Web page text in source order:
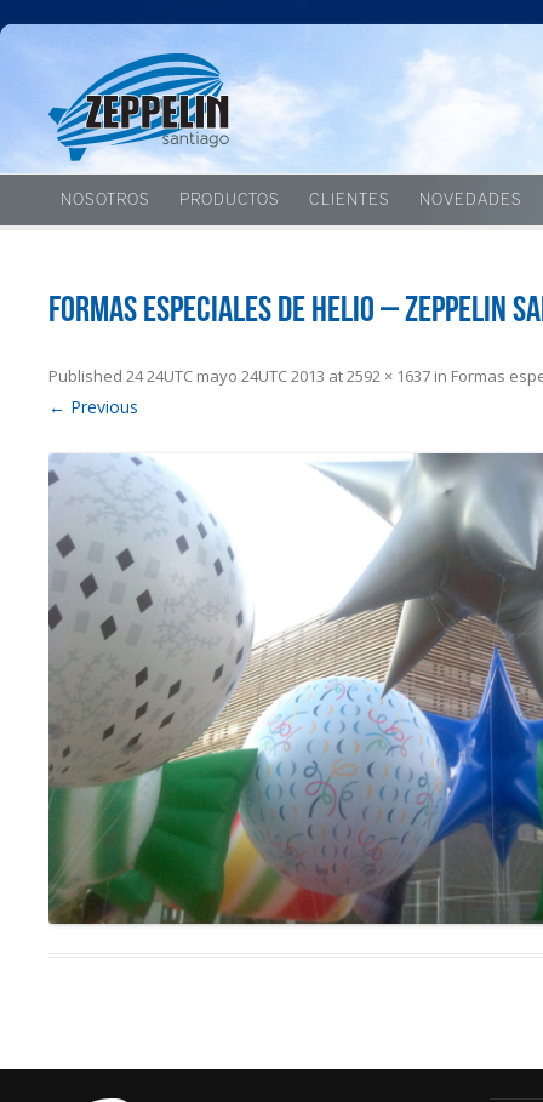
NOSOTROS PRODUCTOS CLIENTES NOVEDADES
Formas especiales de helio – Zeppelin
Published 24 24UTC mayo 24UTC 2013 at2592 × 1637 in Formas
← Previous